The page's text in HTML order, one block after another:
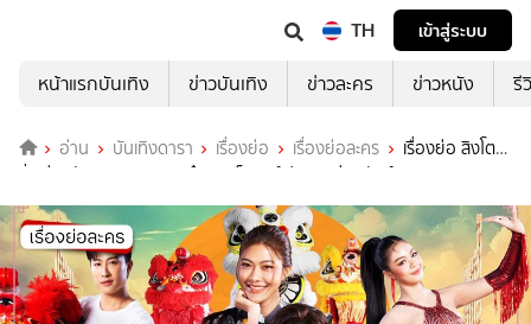
TH
เข้าสู่ระบบ
หน้าแรกบันเทิง
ข่าวบันเทิง ข่าวละคร ข่าวหนัง รี
อ่าน บันเทิงดารา เรื่องย่อ เรื่องย่อละคร
เรื่องย่อ สิงโตลำ
ซิ่ง ช่องวัน31 (ตอนจบ) เต๋า-หนูเล็ก เสิร์ฟความม่วนมันส์